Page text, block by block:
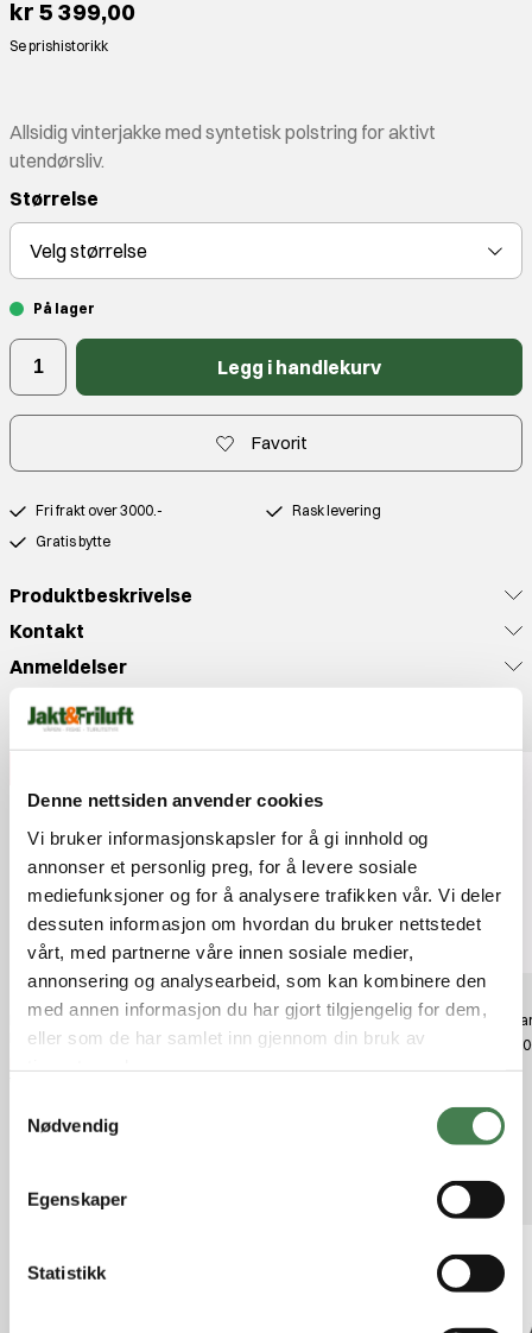
Denne nettsiden anvender cookies
Vi bruker informasjonskapsler for å gi innhold og
annonser et personlig preg, for å levere sosiale
mediefunksjoner og for å analysere trafikken vår. Vi deler
dessuten informasjon om hvordan du bruker nettstedet
vårt, med partnerne våre innen sosiale medier,
annonsering og analysearbeid, som kan kombinere den
med annen informasjon du har gjort tilgjengelig for dem,
eller som de har samlet inn gjennom din bruk av
Nødvendig
Egenskaper
Statistikk
kr 5 399,00
Se prishistorikk
Allsidig vinterjakke med syntetisk polstring for aktivt
utendørsliv.
Størrelse
Velgstørrelse
På lager
Legg i handlekurv
Favorit
Fri frakt over 3000.-
Rask levering
Gratis bytte
Produktbeskrivelse
Kontakt
Anmeldelser
Populære produkter
Fjällräven Nuuk Lite Parka W Dark
Navy
kr 5 999,00
Fjällräven Fox Boxy Logo Tee W
Dune Beige
kr 2